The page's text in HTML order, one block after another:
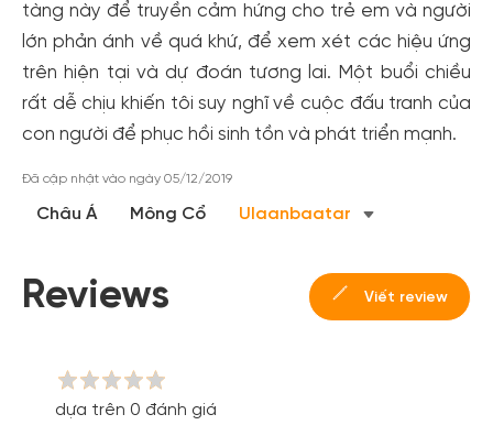
tàng này để truyền cảm hứng cho trẻ em và người
lớn phản ánh về quá khứ, để xem xét các hiệu ứng
trên hiện tại và dự đoán tương lai. Một buổi chiều
rất dễ chịu khiến tôi suy nghĩ về cuộc đấu tranh của
con người để phục hồi sinh tồn và phát triển mạnh.
Đã cập nhật vào ngày 05/12/2019
Châu Á Mông Cổ Ulaanbaatar
Reviews Viết review
dựa trên 0 đánh giá
đãi!
Tạo tài khoản để có thể nhận ngay các ưu đãi hấp dẫn
dành cho thành viên đến từ các đối tác của Gody.vn dành
cho cộng đồng.
Đăng ký
Hoặc đăng nhập bằng
Đăng nhập Facebook
Đăng nhập Google